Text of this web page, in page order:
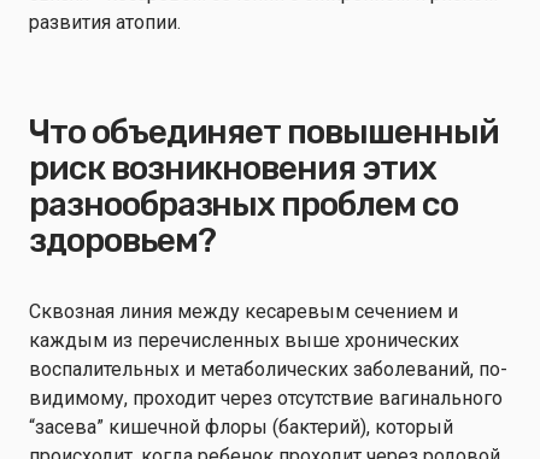
развития атопии.
Что объединяет повышенный
риск возникновения этих
разнообразных проблем со
здоровьем?
Сквозная линия между кесаревым сечением и
каждым из перечисленных выше хронических
воспалительных и метаболических заболеваний, по-
видимому, проходит через отсутствие вагинального
“засева” кишечной флоры (бактерий), который